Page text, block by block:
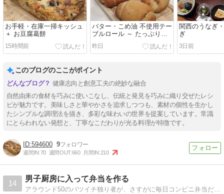
お手軽・在庫一掃キッシュ
＋ お豆腐葛餅
15時間前
バター・こめ油 不使用テー
ブルロール ～ たっぷり夏
野菜編
昨日
関西のうなぎ
ぎ
3日前
このブログのここがポイント
健康志向と創意工夫の絶妙な融合
自然由来の食材を巧みに使いこなし、伝統と発見を巧みに織り交ぜたレシ
ピが魅力です。美味しさと華やかさを追求しつつも、素材の個性を生かし
たシンプルな調理法を描き、多彩な味わいの世界を提案しています。常識
にとらわれない発想と、丁寧なこだわりが光る料理が特徴です。
594600 9
週間IN:70 週間OUT:660 月間IN:210
14
男子厨房に入って弁当を作る
アラウンド50のバツイチ独り者が、さすがに毎日コンビニ弁当だと飽きるので、気まぐれに始めた弁当作り。俗にいう「弁当男子」のブログ。